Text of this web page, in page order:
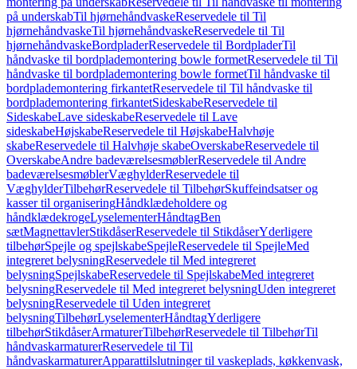
på underskabTil hjørnehåndvaskeReservedele til Til
hjørnehåndvaskeTil hjørnehåndvaskeReservedele til Til
hjørnehåndvaskeBordpladerReservedele til BordpladerTil
håndvaske til bordplademontering bowle formetReservedele til Til
håndvaske til bordplademontering bowle formetTil håndvaske til
bordplademontering firkantetReservedele til Til håndvaske til
bordplademontering firkantetSideskabeReservedele til
SideskabeLave sideskabeReservedele til Lave
sideskabeHøjskabeReservedele til HøjskabeHalvhøje
skabeReservedele til Halvhøje skabeOverskabeReservedele til
OverskabeAndre badeværelsesmøblerReservedele til Andre
badeværelsesmøblerVæghylderReservedele til
VæghylderTilbehørReservedele til TilbehørSkuffeindsatser og
kasser til organiseringHåndklædeholdere og
håndklædekrogeLyselementerHåndtagBen
sætMagnettavlerStikdåserReservedele til StikdåserYderligere
tilbehørSpejle og spejlskabeSpejleReservedele til SpejleMed
integreret belysningReservedele til Med integreret
belysningSpejlskabeReservedele til SpejlskabeMed integreret
belysningReservedele til Med integreret belysningUden integreret
belysningReservedele til Uden integreret
belysningTilbehørLyselementerHåndtagYderligere
tilbehørStikdåserArmaturerTilbehørReservedele til TilbehørTil
håndvaskarmaturerReservedele til Til
håndvaskarmaturerApparattilslutninger til vaskeplads, køkkenvask,